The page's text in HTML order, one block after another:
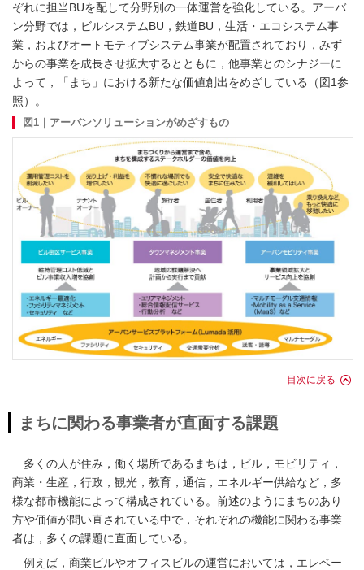
ぞれに担当BUを配して分野別の一体運営を強化している。アーバ
ン分野では，ビルシステムBU，鉄道BU，生活・エコシステム事
業，およびオートモティブシステム事業が配置されており，みず
からの事業を成長させ拡大するとともに，他事業とのシナジーに
よって，「まち」における新たな価値創出をめざしている（図1参
照）。
図1｜アーバンソリューションがめざすもの
目次に戻る
まちに関わる事業者が直面する課題
多くの人が住み，働く場所であるまちは，ビル，モビリティ，
商業・生産，行政，観光，教育，通信，エネルギー供給など，多
様な都市機能によって構成されている。前述のようにまちのあり
方や価値が問い直されている中で，それぞれの機能に関わる事業
者は，多くの課題に直面している。
例えば，商業ビルやオフィスビルの運営においては，エレベー